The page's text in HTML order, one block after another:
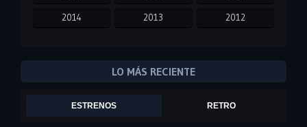
2014 2013 2012
2007
LO MÁS RECIENTE
ESTRENOS RETRO